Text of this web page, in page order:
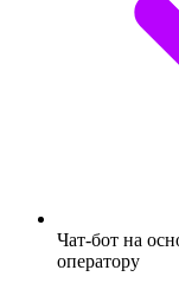
Чат-бот на
оператору